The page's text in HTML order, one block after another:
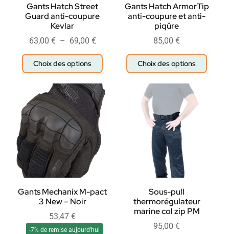
Gants Hatch Street
Guard anti-coupure
Kevlar
63,00 € – 69,00 €
Choix des options
Gants Hatch ArmorTip
anti-coupure et anti-
piqûre
85,00 €
Choix des options
Gants Mechanix M-pact
3 New – Noir
53,47 €
-7% de remise aujourd'hui
Sous-pull
thermorégulateur
marine col zip PM
95,00 €